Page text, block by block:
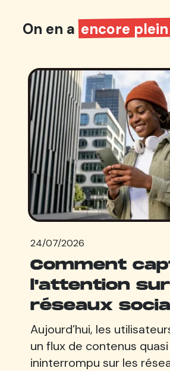
On en aencore plein
24/07/2026
Comment
l'attention
réseaux
Aujourd’hui, les
un flux de contenus quasi
ininterrompu sur les